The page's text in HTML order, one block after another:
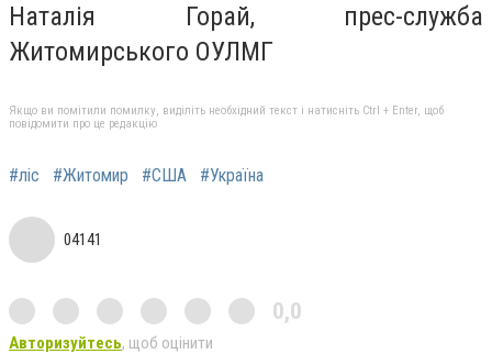
Наталія Горай, прес-служба
Житомирського ОУЛМГ
Якщо ви помітили помилку, виділіть необхідний текст і натисніть Ctrl + Enter, щоб
повідомити про це редакцію
#ліс #Житомир #США #Україна
04141
0,0
Авторизуйтесь, щоб оцінити